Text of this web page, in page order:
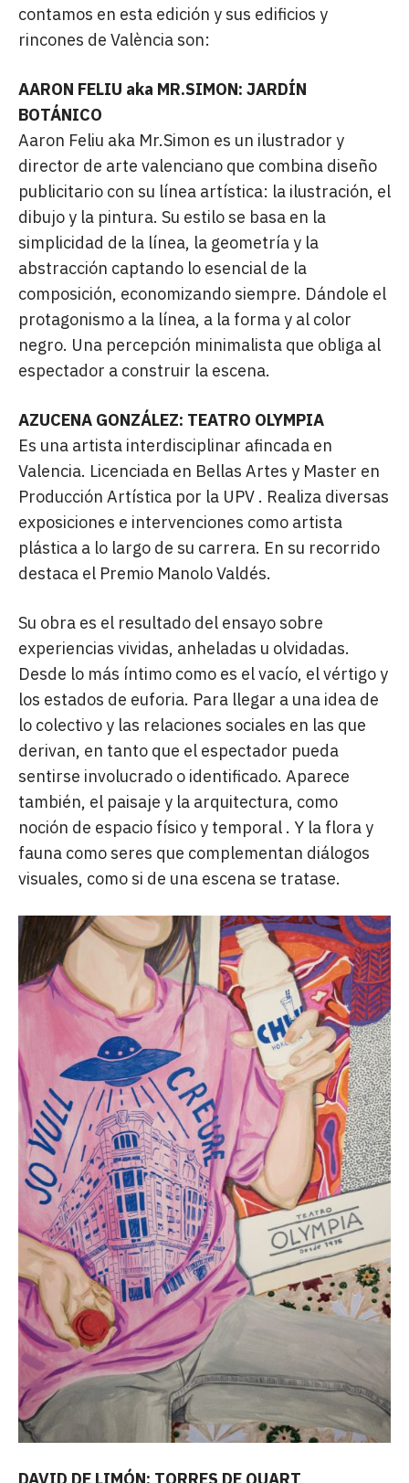
contamos en esta edición y sus edificios y
rincones de València son:
AARON FELIU aka MR.SIMON: JARDÍN
BOTÁNICO
Aaron Feliu aka Mr.Simon es un ilustrador y
director de arte valenciano que combina diseño
publicitario con su línea artística: la ilustración, el
dibujo y la pintura. Su estilo se basa en la
simplicidad de la línea, la geometría y la
abstracción captando lo esencial de la
composición, economizando siempre. Dándole el
protagonismo a la línea, a la forma y al color
negro. Una percepción minimalista que obliga al
espectador a construir la escena.
AZUCENA GONZÁLEZ: TEATRO OLYMPIA
Es una artista interdisciplinar afincada en
Valencia. Licenciada en Bellas Artes y Master en
Producción Artística por la UPV . Realiza diversas
exposiciones e intervenciones como artista
plástica a lo largo de su carrera. En su recorrido
destaca el Premio Manolo Valdés.
Su obra es el resultado del ensayo sobre
experiencias vividas, anheladas u olvidadas.
Desde lo más íntimo como es el vacío, el vértigo y
los estados de euforia. Para llegar a una idea de
lo colectivo y las relaciones sociales en las que
derivan, en tanto que el espectador pueda
sentirse involucrado o identificado. Aparece
también, el paisaje y la arquitectura, como
noción de espacio físico y temporal . Y la flora y
fauna como seres que complementan diálogos
visuales, como si de una escena se tratase.
DAVID DE LIMÓN: TORRES DE QUART